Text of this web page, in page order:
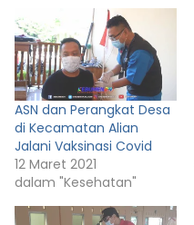
ASN dan Perangkat Desa
di Kecamatan Alian
Jalani Vaksinasi Covid
12 Maret 2021
dalam "Kesehatan"